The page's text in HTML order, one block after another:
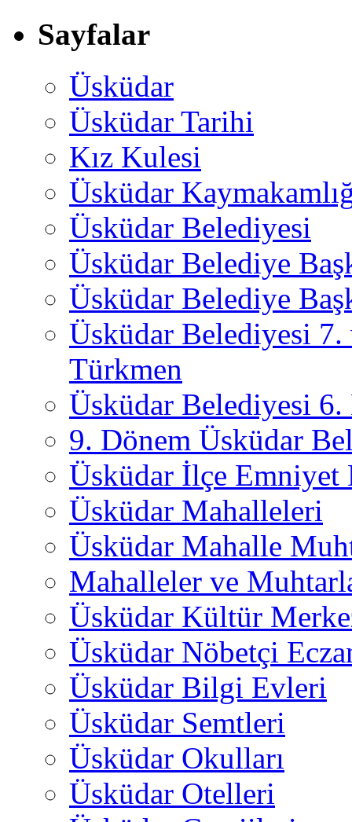
Sayfalar
Üsküdar
Üsküdar Tarihi
Kız Kulesi
Üsküdar
Üsküdar Belediyesi
Üsküdar Belediye
Üsküdar Belediye
Üsküdar Belediyesi
Türkmen
Üsküdar Belediyesi 6.
9. Dönem Üsküdar
Üsküdar İlçe
Üsküdar Mahalleleri
Üsküdar Mahalle
Mahalleler ve
Üsküdar Kültür
Üsküdar Nöbetçi
Üsküdar Bilgi Evleri
Üsküdar Semtleri
Üsküdar Okulları
Üsküdar Otelleri